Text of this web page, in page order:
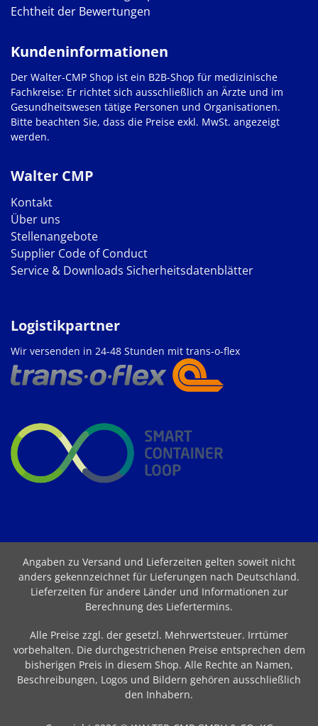
Echtheit der Bewertungen
Walter CMP
Kontakt
Über uns
Stellenangebote
Supplier Code of Conduct
Service & Downloads Sicherheitsdatenblätter
Kundeninformationen
Der Walter-CMP Shop ist ein B2B-Shop für medizinische
Fachkreise: Er richtet sich ausschließlich an Ärzte und im
Gesundheitswesen tätige Personen und Organisationen.
Bitte beachten Sie, dass die Preise exkl. MwSt. angezeigt
werden.
Logistikpartner
Wir versenden in 24-48 Stunden mit trans-o-flex
Angaben zu Versand und Lieferzeiten gelten soweit nicht
anders gekennzeichnet für Lieferungen nach Deutschland.
Lieferzeiten für andere Länder und Informationen zur
Berechnung des Liefertermins.
Alle Preise zzgl. der gesetzl. Mehrwertsteuer. Irrtümer
vorbehalten. Die durchgestrichenen Preise entsprechen dem
bisherigen Preis in diesem Shop. Alle Rechte an Namen,
Beschreibungen, Logos und Bildern gehören ausschließlich
den Inhabern.